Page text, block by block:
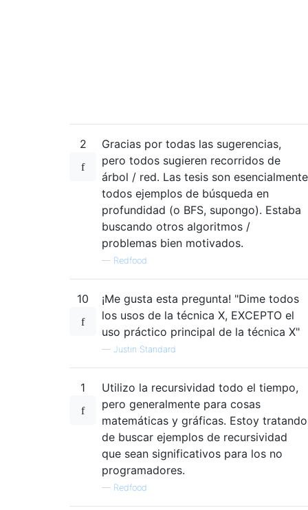
2
Gracias por todas las sugerencias,
pero todos sugieren recorridos de
árbol / red. Las tesis son esencialmente
todos ejemplos de búsqueda en
profundidad (o BFS, supongo). Estaba
buscando otros algoritmos /
problemas bien motivados.
— Redfood
10
¡Me gusta esta pregunta! "Dime todos
los usos de la técnica X, EXCEPTO el
uso práctico principal de la técnica X"
— Justin Standard
1
Utilizo la recursividad todo el tiempo,
pero generalmente para cosas
matemáticas y gráficas. Estoy tratando
de buscar ejemplos de recursividad
que sean significativos para los no
programadores.
— Redfood